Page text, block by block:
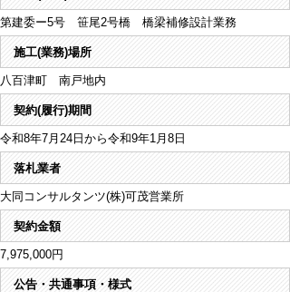
第建委ー5号 笹尾2号橋 橋梁補修設計業務
施工(業務)場所
八百津町 南戸地内
契約(履行)期間
令和8年7月24日から令和9年1月8日
落札業者
大同コンサルタンツ(株)可茂営業所
契約金額
7,975,000円
公告・共通事項・様式